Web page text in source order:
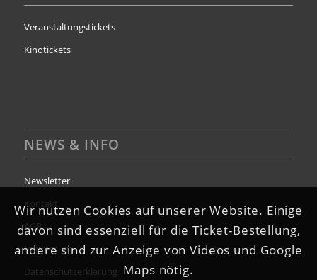
Veranstaltungstickets
Kinotickets
NEWS & INFO
Newsletter
Kontakt
AGB
Impressum
Datenschutzerklärung
Wir nutzen Cookies auf unserer Website. Einige
davon sind essenziell für die Ticket-Bestellung,
andere sind zur Anzeige von Videos und Google
Maps nötig.